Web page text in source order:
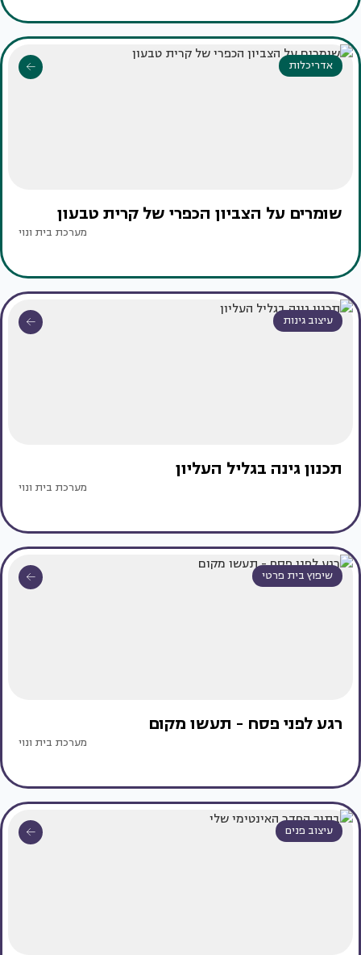
אדריכלות
שומרים על הצביון הכפרי של קרית טבעון
מערכת בית ונוי
עיצוב גינות
תכנון גינה בגליל העליון
מערכת בית ונוי
שיפוץ בית פרטי
רגע לפני פסח - תעשו מקום
מערכת בית ונוי
עיצוב פנים